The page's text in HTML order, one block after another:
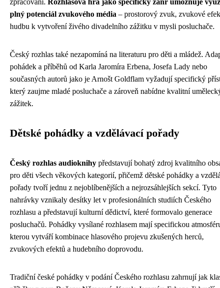
zpracování. Rozhlasová hra jako specifický žánr umožňuje
plný potenciál zvukového média – prostorový zvuk, zvukové
hudbu k vytvoření živého divadelního zážitku v mysli posluchače.
Český rozhlas také nezapomíná na literaturu pro děti a mládež.
pohádek a příběhů od Karla Jaromíra Erbena, Josefa Lady nebo
současných autorů jako je Arnošt Goldflam vyžadují specifický
který zaujme mladé posluchače a zároveň nabídne kvalitní
zážitek.
Dětské pohádky a vzdělávací pořady
Český rozhlas audioknihy představují bohatý zdroj kvalitního
pro děti všech věkových kategorií, přičemž dětské pohádky a
pořady tvoří jednu z nejoblíbenějších a nejrozsáhlejších sekcí. Tyto
nahrávky vznikaly desítky let v profesionálních studiích Českého
rozhlasu a představují kulturní dědictví, které formovalo generace
posluchačů. Pohádky vysílané rozhlasem mají specifickou
kterou vytváří kombinace hlasového projevu zkušených herců,
zvukových efektů a hudebního doprovodu.
Tradiční české pohádky v podání Českého rozhlasu zahrnují jak